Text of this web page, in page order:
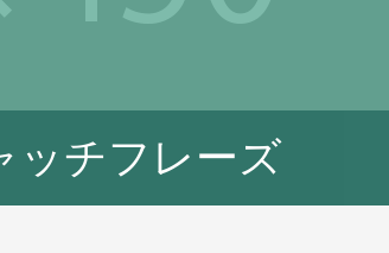
ッチフレーズ